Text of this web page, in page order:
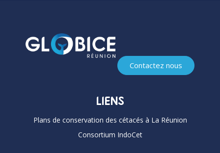
Contactez nous
LIENS
Plans de conservation des cétacés à La Réunion
Consortium IndoCet